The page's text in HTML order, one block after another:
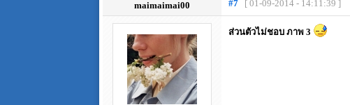
maimaimai00 #7 [ 01-09-2014 - 14:11:39 ]
ส่วนตัวไม่ชอบ ภาพ 3